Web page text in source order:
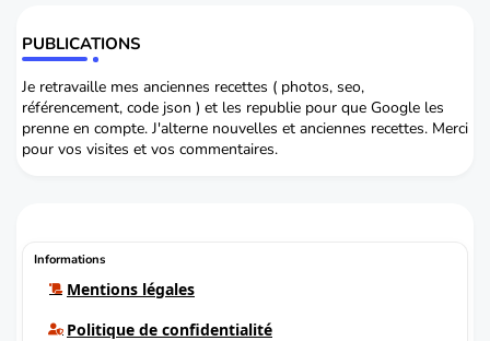
PUBLICATIONS
Je retravaille mes anciennes recettes ( photos, seo,
référencement, code json ) et les republie pour que Google les
prenne en compte. J'alterne nouvelles et anciennes recettes. Merci
pour vos visites et vos commentaires.
Informations
Mentions légales
Politique de confidentialité